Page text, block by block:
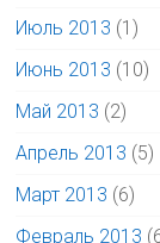
Июль 2013 (1)
Июнь 2013 (10)
Май 2013 (2)
Апрель 2013 (5)
Март 2013 (6)
Февраль 2013